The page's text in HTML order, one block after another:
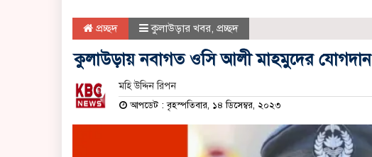
প্রচ্ছদ কুলাউড়ার খবর, প্রচ্ছদ
কুলাউড়ায় নবাগত ওসি আলী মাহমুদের যোগদান
মহি উদ্দিন রিপন
আপডেট : বৃহস্পতিবার, ১৪ ডিসেম্বর, ২০২৩